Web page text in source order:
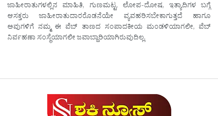
ಜಾಹೀರಾತುಗಳಲ್ಲಿನ ಮಾಹಿತಿ, ಗುಣಮಟ್ಟ, ಲೋಪ-ದೋಷ, ಇತ್ಯಾದಿಗಳ ಬಗ್ಗೆ
ಆಸಕ್ತರು ಜಾಹೀರಾತುದಾರರೊಡನೆಯೇ ವ್ಯವಹರಿಸಬೇಕಾಗುತ್ತದೆ ಹಾಗೂ
ಅವುಗಳಿಗೆ ನಮ್ಮ ಈ ವೆಬ್ ತಾಣದ ಸಂಪಾದಕೀಯ ಮಂಡಳಿಯಾಗಲೀ, ವೆಬ್
ನಿರ್ವಹಣಾ ಸಂಸ್ಥೆಯಾಗಲೀ ಜವಾಬ್ದಾರಿಯಾಗಿರುವುದಿಲ್ಲ.